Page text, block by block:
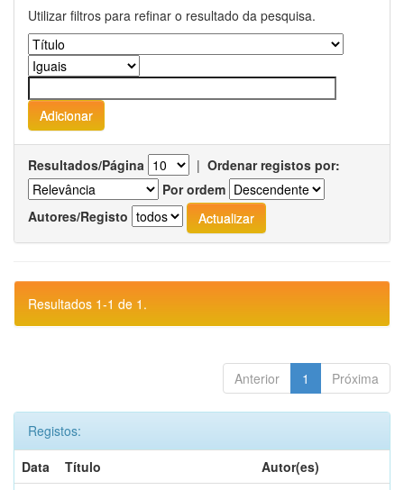
Utilizar filtros para refinar o resultado da pesquisa.
Resultados/Página | Ordenar registos por:
Por ordem
Autores/Registo
Resultados 1-1 de 1.
Anterior 1 Próxima
Registos:
Data
Título
Autor(es)